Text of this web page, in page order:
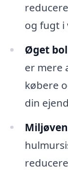
og fugt
Øget
er mere
købere
din